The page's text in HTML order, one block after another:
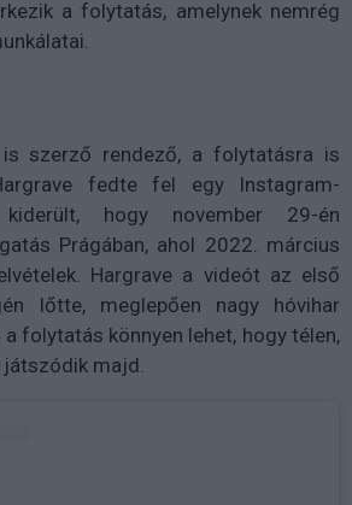
a folytatás, amelynek nemrég
szerző rendező, a folytatásra is
fedte fel egy Instagram-
hogy november 29-én
Prágában, ahol 2022. március
Hargrave a videót az első
lőtte, meglepően nagy hóvihar
folytatás könnyen lehet, hogy télen,
majd.